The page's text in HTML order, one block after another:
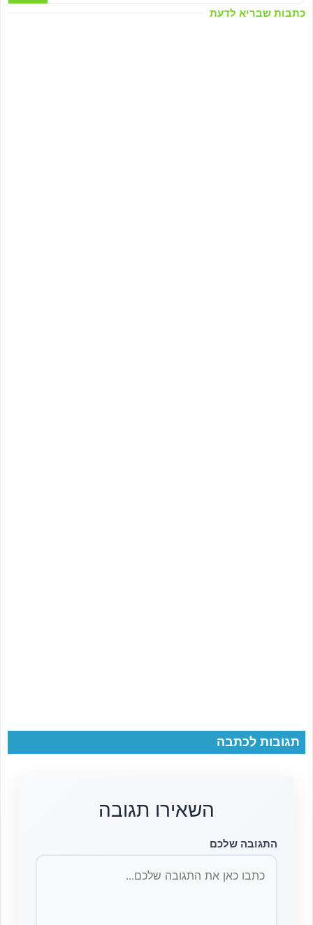
כתבות שבריא לדעת
תגובות לכתבה
השאירו תגובה
התגובה שלכם